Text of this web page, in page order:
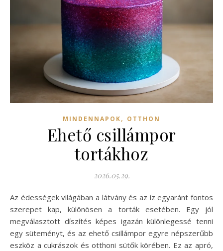
MINDENNAPOK, OTTHON
Ehető csillámpor
tortákhoz
2026.05.29.
Az édességek világában a látvány és az íz egyaránt fontos
szerepet kap, különösen a torták esetében. Egy jól
megválasztott díszítés képes igazán különlegessé tenni
egy süteményt, és az ehető csillámpor egyre népszerűbb
eszköz a cukrászok és otthoni sütők körében. Ez az apró,